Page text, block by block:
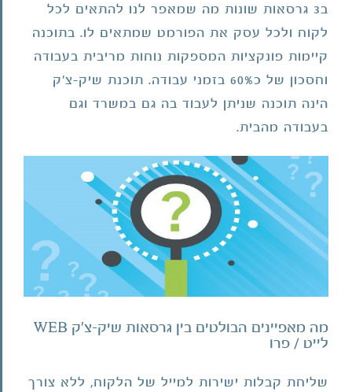
ב3 גרסאות שונות מה שמאפר לנו להתאים לכל
לקוח ולכל עסק את הפורמט שמתאים לו. בתוכנה
קיימות פונקציות המספקות נוחות מריבית בעבודה
וחסכון של כ60% בזמני עבודה. תוכנת שיק-צ'ק
הינה תוכנה שניתן לעבוד בה גם במשרד וגם
בעבודה מהבית.
מה מאפיינים הבולטים בין גרסאות שיק-צ'ק
WEB לייט / פרו
מה מאפיינים הבולטים בין גרסאות שיק-צ'ק WEB
לייט / פרו
שליחת קבלות ישירות למייל של הלקוח, ללא צורך